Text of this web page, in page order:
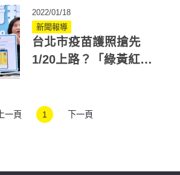
2022/01/18
新聞報導
台北市疫苗護照搶先
1/20上路？「綠黃紅三
上一頁 1 下一頁